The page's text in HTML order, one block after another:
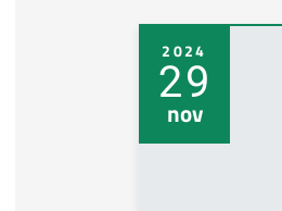
2024
29
nov